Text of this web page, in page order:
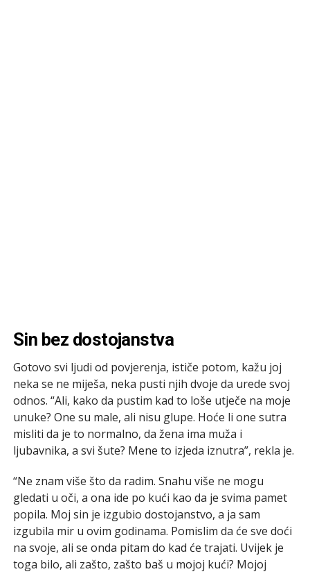
Sin bez dostojanstva
Gotovo svi ljudi od povjerenja, ističe potom, kažu joj
neka se ne miješa, neka pusti njih dvoje da urede svoj
odnos. “Ali, kako da pustim kad to loše utječe na moje
unuke? One su male, ali nisu glupe. Hoće li one sutra
misliti da je to normalno, da žena ima muža i
ljubavnika, a svi šute? Mene to izjeda iznutra”, rekla je.
“Ne znam više što da radim. Snahu više ne mogu
gledati u oči, a ona ide po kući kao da je svima pamet
popila. Moj sin je izgubio dostojanstvo, a ja sam
izgubila mir u ovim godinama. Pomislim da će sve doći
na svoje, ali se onda pitam do kad će trajati. Uvijek je
toga bilo, ali zašto, zašto baš u mojoj kući? Mojoj